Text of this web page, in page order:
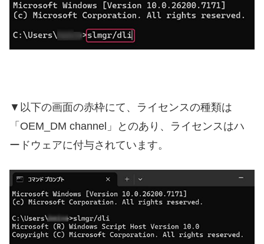
▼以下の画面の赤枠にて、ライセンスの種類は
「OEM_DM channel」とのあり、ライセンスはハ
ードウェアに付与されています。